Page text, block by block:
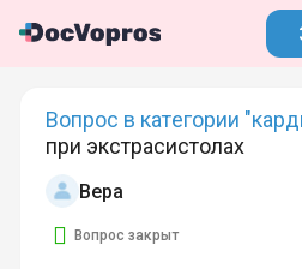
Вопрос в категории
при экстрасистолах
Вера
Вопрос закрыт